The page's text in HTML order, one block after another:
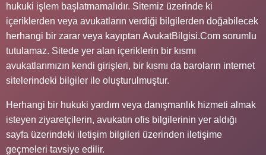
hukuki işlem başlatmamalıdır. Sitemiz üzerinde ki
içeriklerden veya avukatların verdiği bilgilerden doğabilecek
herhangi bir zarar veya kayıptan AvukatBilgisi.Com sorumlu
tutulamaz. Sitede yer alan içeriklerin bir kısmı
avukatlarımızın kendi girişleri, bir kısmı da baroların internet
sitelerindeki bilgiler ile oluşturulmuştur.
Herhangi bir hukuki yardım veya danışmanlık hizmeti almak
isteyen ziyaretçilerin, avukatın ofis bilgilerinin yer aldığı
sayfa üzerindeki iletişim bilgileri üzerinden iletişime
geçmeleri tavsiye edilir.